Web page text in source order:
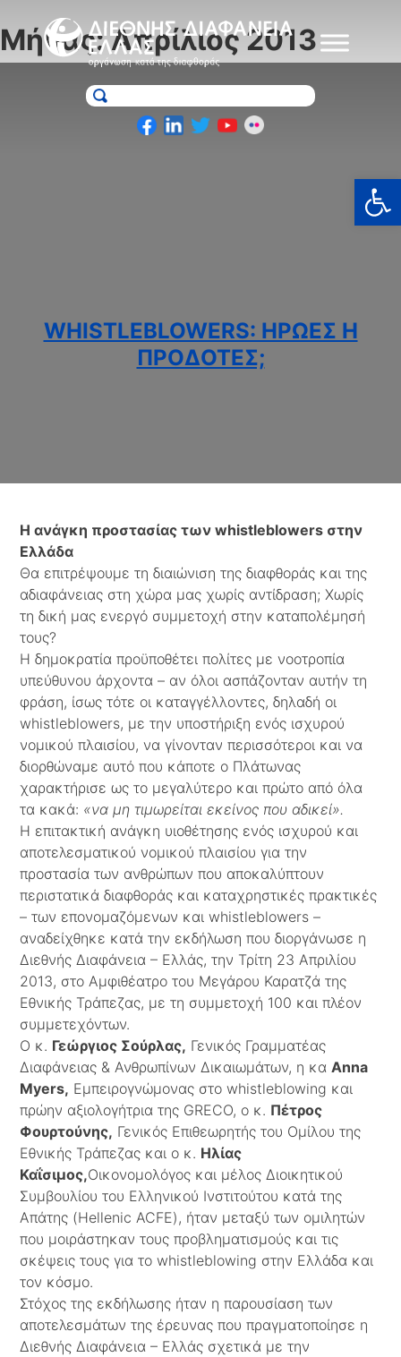
to
content
Μήνας:Απρίλιος 2013
WHISTLEBLOWERS: ΗΡΩΕΣ Η
ΠΡΟΔΟΤΕΣ;
Η ανάγκη προστασίας τωνwhistleblowers στην
Ελλάδα
Θα επιτρέψουμε τη διαιώνιση της διαφθοράς και της
αδιαφάνειας στη χώρα μας χωρίς αντίδραση; Χωρίς
τη δική μας ενεργό συμμετοχή στην καταπολέμησή
τους?
Η δημοκρατία προϋποθέτει πολίτες με νοοτροπία
υπεύθυνου άρχοντα – αν όλοι ασπάζονταν αυτήν τη
φράση, ίσως τότε οι καταγγέλλοντες, δηλαδή οι
whistleblowers, με την υποστήριξη ενός ισχυρού
νομικού πλαισίου, να γίνονταν περισσότεροι και να
διορθώναμε αυτό που κάποτε ο Πλάτωνας
χαρακτήρισε ως το μεγαλύτερο και πρώτο από όλα
τα κακά: «να μη τιμωρείται εκείνος που αδικεί».
Η επιτακτική ανάγκη υιοθέτησης ενός ισχυρού και
αποτελεσματικού νομικού πλαισίου για την
προστασία των ανθρώπων που αποκαλύπτουν
περιστατικά διαφθοράς και καταχρηστικές πρακτικές
– των επονομαζόμενων και whistleblowers –
αναδείχθηκε κατά την εκδήλωση που διοργάνωσε η
Διεθνής Διαφάνεια – Ελλάς, την Τρίτη 23 Απριλίου
2013, στο Αμφιθέατρο του Μεγάρου Καρατζά της
Εθνικής Τράπεζας, με τη συμμετοχή 100 και πλέον
συμμετεχόντων.
Ο κ. Γεώργιος Σούρλας, Γενικός Γραμματέας
Διαφάνειας & Ανθρωπίνων Δικαιωμάτων, η κα Anna
Myers, Εμπειρογνώμονας στο whistleblowing και
πρώην αξιολογήτρια της GRECO, o κ. Πέτρος
Φουρτούνης, Γενικός Επιθεωρητής του Ομίλου της
Εθνικής Τράπεζας και ο κ. Ηλίας
Καΐσιμος,Οικονομολόγος και μέλος Διοικητικού
Συμβουλίου του Ελληνικού Ινστιτούτου κατά της
Απάτης (Hellenic ACFE), ήταν μεταξύ των ομιλητών
που μοιράστηκαν τους προβληματισμούς και τις
σκέψεις τους για το whistleblowing στην Ελλάδα και
τον κόσμο.
Στόχος της εκδήλωσης ήταν η παρουσίαση των
αποτελεσμάτων της έρευνας που πραγματοποίησε η
Διεθνής Διαφάνεια – Ελλάς σχετικά με την